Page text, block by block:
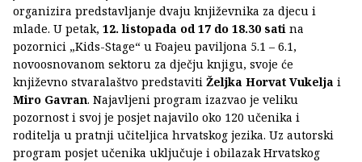
organizira predstavljanje dvaju književnika za djecu i
mlade. U petak, 12. listopada od 17 do 18.30 sati na
pozornici „Kids-Stage“ u Foajeu paviljona 5.1 – 6.1,
novoosnovanom sektoru za dječju knjigu, svoje će
književno stvaralaštvo predstaviti Željka Horvat Vukelja i
Miro Gavran. Najavljeni program izazvao je veliku
pozornost i svoj je posjet najavilo oko 120 učenika i
roditelja u pratnji učiteljica hrvatskog jezika. Uz autorski
program posjet učenika uključuje i obilazak Hrvatskog